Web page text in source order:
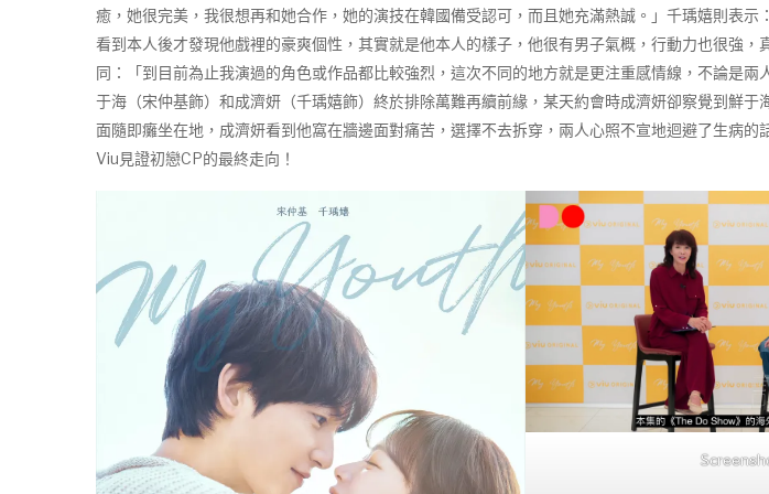
癒，她很完美，我很想再和她合作，她的演技在韓國備受認可，而且她充滿熱誠。」千瑀嬉則表
看到本人後才發現他戲裡的豪爽個性，其實就是他本人的樣子，他很有男子氣概，行動力也很強
同：「到目前為止我演過的角色或作品都比較強烈，這次不同的地方就是更注重感情線，不論是
于海（宋仲基飾）和成濟妍（千瑀嬉飾）終於排除萬難再續前緣，某天約會時成濟妍卻察覺到鮮
面隨即癱坐在地，成濟妍看到他窩在牆邊面對痛苦，選擇不去拆穿，兩人心照不宣地迴避了生
Viu見證初戀CP的最終走向！